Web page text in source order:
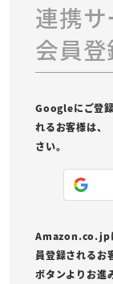
連携サ
会員登
Googleにご登
れるお客様は、
さい。
Amazon.co.jp
員登録されるお
ボタンよりお進